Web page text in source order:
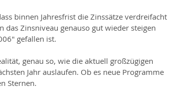
binnen Jahresfrist die Zinssätze verdreifacht
das Zinsniveau genauso gut wieder steigen
gefallen ist.
genau so, wie die aktuell großzügigen
Jahr auslaufen. Ob es neue Programme
Sternen.